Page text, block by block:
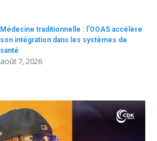
Médecine traditionnelle : l’OOAS accélère
son intégration dans les systèmes de
santé
août 7, 2026